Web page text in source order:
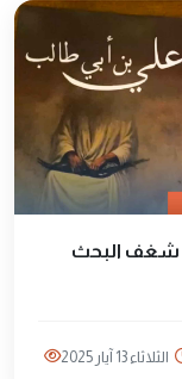
شغف البحث
الثلاثاء 13 آيار 2025